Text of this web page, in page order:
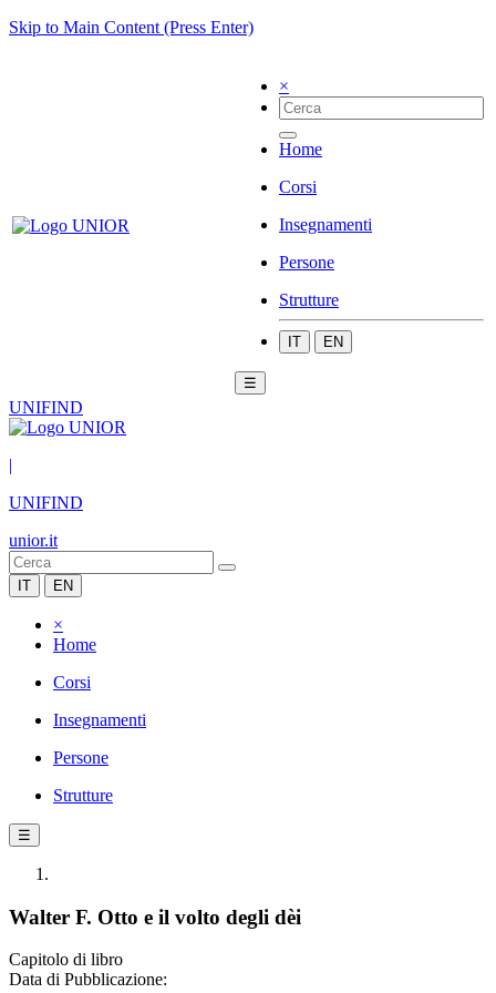
Skip to Main Content (Press Enter)
×
Home
Corsi
Insegnamenti
Persone
Strutture
IT EN
☰
UNIFIND
|
UNIFIND
unior.it
IT EN
×
Home
Corsi
Insegnamenti
Persone
Strutture
☰
Walter F. Otto e il volto degli dèi
Capitolo di libro
Data di Pubblicazione: